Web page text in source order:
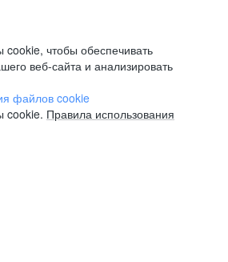
чтобы обеспечивать
веб-сайта и анализировать
файлов cookie
cookie. Правила использования